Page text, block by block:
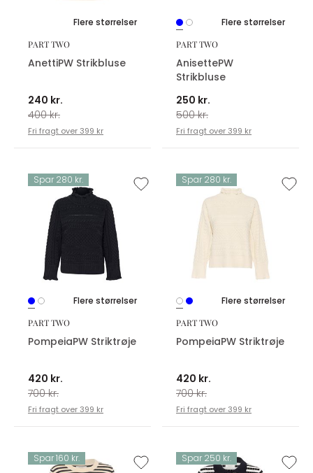
Flere størrelser
PART TWO
AnettiPW Strikbluse
240 kr.
400 kr.
Fri fragt over 399 kr
Flere størrelser
PART TWO
AnisettePW
Strikbluse
250 kr.
500 kr.
Fri fragt over 399 kr
Spar 280 kr.
Flere størrelser
PART TWO
PompeiaPW Striktrøje
420 kr.
700 kr.
Fri fragt over 399 kr
Spar 280 kr.
Flere størrelser
PART TWO
PompeiaPW Striktrøje
420 kr.
700 kr.
Fri fragt over 399 kr
Spar 160 kr. Spar 250 kr.